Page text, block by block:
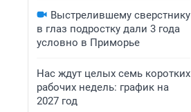
Выстрелившему сверстнику
в глаз подростку дали 3 года
условно в Приморье
Нас ждут целых семь коротких
рабочих недель: график на
2027 год